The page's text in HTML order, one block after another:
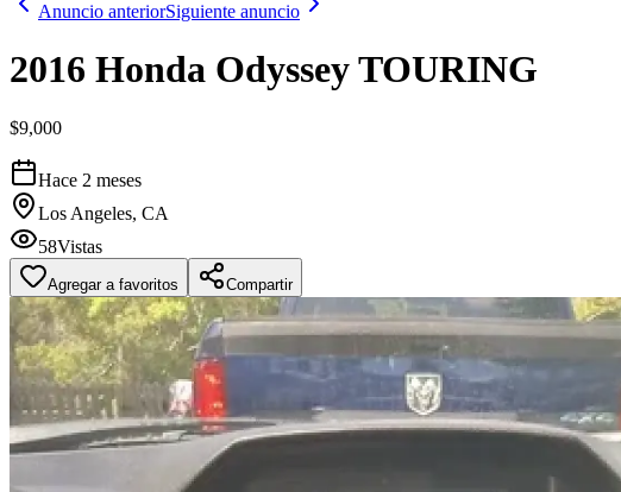
Anuncio anteriorSiguiente anuncio
2016 Honda Odyssey TOURING
$9,000
Hace 2 meses
Los Angeles, CA
58Vistas
Agregar a favoritos Compartir